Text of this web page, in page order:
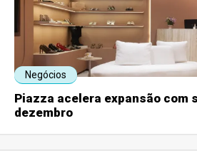
Negócios
Piazza acelera expansão com
dezembro